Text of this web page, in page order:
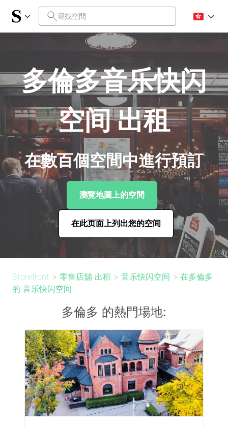
多倫多音乐快闪
空间 出租
在數百個空間中進行預訂
瀏覽地圖上的空間
在此页面上列出您的空间
Storefront > 零售店舖 出租 > 音乐快闪空间 > 在多倫多
的 音乐快闪空间
多倫多 的熱門場地: